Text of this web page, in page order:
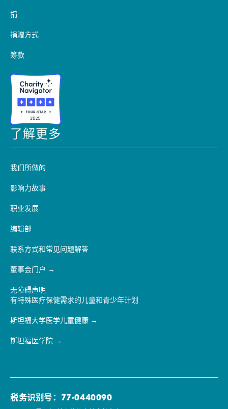
捐
捐赠方式
筹款
了解更多
我们所做的
影响力故事
职业发展
编辑部
联系方式和常见问题解答
董事会门户
无障碍声明
有特殊医疗保健需求的儿童和青少年计划
斯坦福大学医学儿童健康
斯坦福医学院
税务识别号：77-0440090